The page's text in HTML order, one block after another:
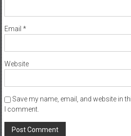
Email *
Website
Save my name, email, and website in
I comment.